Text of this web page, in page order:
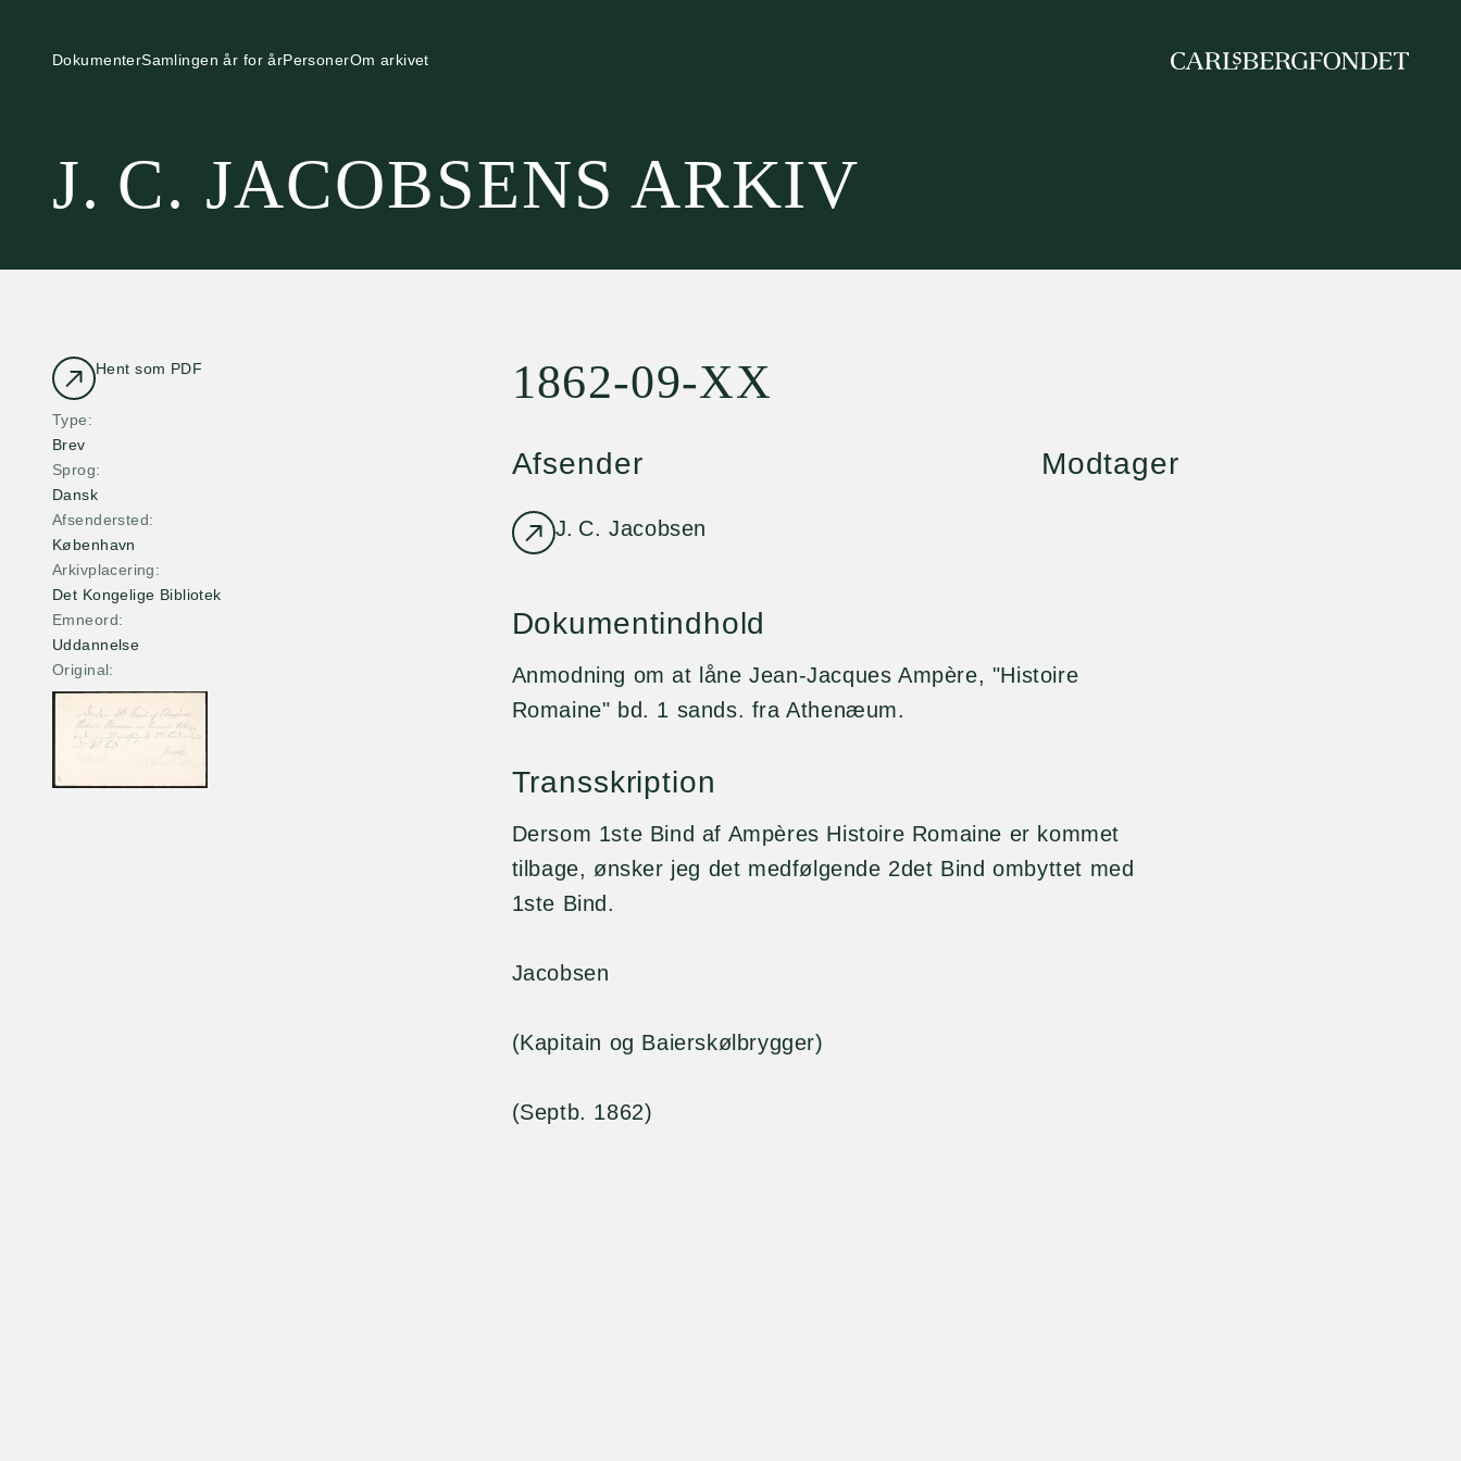
DokumenterSamlingen år for årPersonerOm arkivet
J. C. JACOBSENS ARKIV
Hent som PDF
Type
Brev
Sprog
Dansk
Afsendersted
København
Arkivplacering
Det Kongelige Bibliotek
Emneord
Uddannelse
Original
1862-09-XX
Afsender
J. C. Jacobsen
Modtager
Dokumentindhold
Anmodning om at låne Jean-Jacques Ampère, "Histoire
Romaine" bd. 1 sands. fra Athenæum.
Transskription
Dersom 1ste Bind af Ampères Histoire Romaine er kommet
tilbage, ønsker jeg det medfølgende 2det Bind ombyttet med
1ste Bind.
Jacobsen
(Kapitain og Baierskølbrygger)
(Septb. 1862)